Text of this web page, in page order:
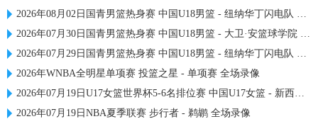
2026年08月02日国青男篮热身赛 中国U18男篮 - 纽纳华丁闪电队 全场录像
2026年07月30日国青男篮热身赛 中国U18男篮 - 大卫·安篮球学院 全场录像
2026年07月29日国青男篮热身赛 中国U18男篮 - 纽纳华丁闪电队 全场录像
2026年WNBA全明星单项赛 投篮之星 - 单项赛 全场录像
2026年07月19日U17女篮世界杯5-6名排位赛 中国U17女篮 - 新西兰U17女篮 全场录像
2026年07月19日NBA夏季联赛 步行者 - 鹈鹕 全场录像